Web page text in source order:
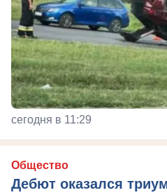
сегодня в 11:29
Общество
Дебют оказался